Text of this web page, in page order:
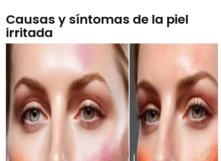
Causas y síntomas de la piel
irritada